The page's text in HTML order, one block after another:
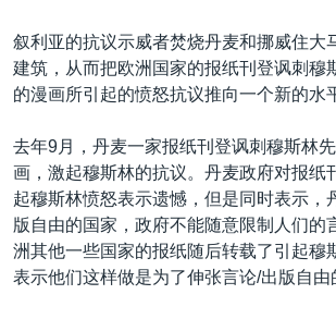
跳
转
到
索
欧洲
非洲
美洲
全球议题
科教·文娱·体健
军事
劳工
环境
白宫要闻
国会报道
美中关系
美国建国250周年
埃博拉疫情
美国之音专访
VOA视频
VOA今日焦点
中文广播
关注我们
叙利亚的抗议示威者焚烧丹麦和挪威住大
建筑，从而把欧洲国家的报纸刊登讽刺穆
的漫画所引起的愤怒抗议推向一个新的水
去年9月，丹麦一家报纸刊登讽刺穆斯林
画，激起穆斯林的抗议。丹麦政府对报纸
起穆斯林愤怒表示遗憾，但是同时表示，
版自由的国家，政府不能随意限制人们的
洲其他一些国家的报纸随后转载了引起穆
表示他们这样做是为了伸张言论/出版自由